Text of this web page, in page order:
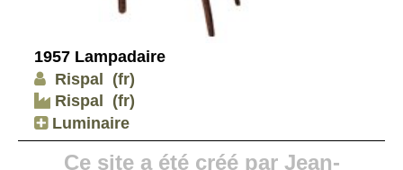
1957 Lampadaire
Rispal (fr)
Rispal
(fr)
Luminaire
Ce site a été créé par Jean-